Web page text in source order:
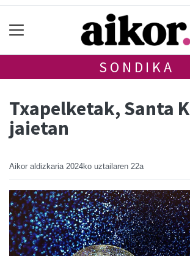
SONDIKA
Txapelketak, Santa
jaietan
Aikor aldizkaria 2024ko uztailaren 22a